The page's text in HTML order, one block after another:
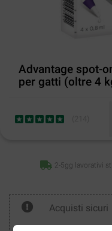
Advantage spot-
per gatti (oltre 4
2-5gg lavorativi
Acquisti sicuri